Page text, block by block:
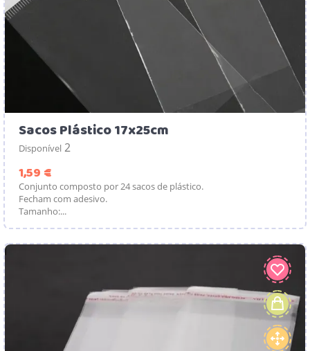
Sacos Plástico 17x25cm
Disponível 2
1,59 €
Conjunto composto por 24 sacos de plástico.
Fecham com adesivo.
Tamanho:...